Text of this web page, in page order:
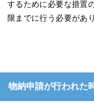
するために必要な措置
限までに行う必要があ
物納申請が行われた